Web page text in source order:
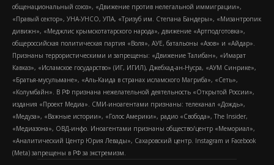
общенациональный союз», «Движение против нелегальной иммиграции»,
«Правый сектор», УНА-УНСО, УПА, «Тризуб им. Степана Бандеры», «Мизантропик
дивижн», «Меджлис крымскотатарского народа», движение «Артподготовка»,
общероссийская политическая партия «Воля», АУЕ, батальоны «Азов» и «Айдар».
Признаны террористическими и запрещены: «Движение Талибан», «Имарат
Кавказ», «Исламское государство» (ИГ, ИГИЛ), Джебхад-ан-Нусра, «АУМ Синрике»,
«Братья-мусульмане», «Аль-Каида в странах исламского Магриба», «Сеть»,
«Колумбайн». В РФ признана нежелательной деятельность «Открытой России»,
издания «Проект Медиа». СМИ-иноагентами признаны: телеканал «Дождь»,
«Медуза», «Важные истории», «Голос Америки», радио «Свобода», The Insider,
«Медиазона», ОВД-инфо. Иноагентами признаны общество/центр «Мемориал»,
«Аналитический Центр Юрия Левады», Сахаровский центр. Instagram и Facebook
(Metа) запрещены в РФ за экстремизм.